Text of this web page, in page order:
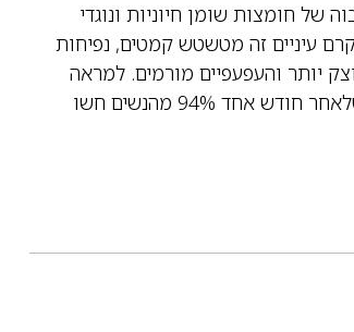
של חומצות שומן חיוניות ונוגדי
עיניים זה מטשטש קמטים, נפיחות
יותר והעפעפיים מורמים. למראה
עיניים צעיר יותר כבר מהמריחה הראשונה. מחקרים הוכיחו שלאחר חודש אחד 94% מהנשים חשו